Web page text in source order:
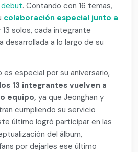
debut. Contando con 16 temas,
colaboración especial junto a
13 solos, cada integrante
desarrollada a lo largo de su
es especial por su aniversario,
los 13 integrantes vuelven a
equipo,ya que Jeonghan y
cumpliendo su servicio
último logró participar en las
del álbum,
por dejarles ese último